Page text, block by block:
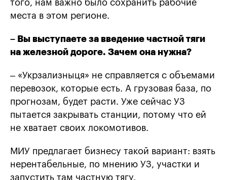
того, нам важно было сохранить рабочие
места в этом регионе.
– Вы выступаете за введение частной тяги
на железной дороге. Зачем она нужна?
– «Укрзализныця» не справляется с объемами
перевозок, которые есть. А грузовая база, по
прогнозам, будет расти. Уже сейчас УЗ
пытается закрывать станции, потому что ей
не хватает своих локомотивов.
МИУ предлагает бизнесу такой вариант: взять
нерентабельные, по мнению УЗ, участки и
запустить там частную тягу.